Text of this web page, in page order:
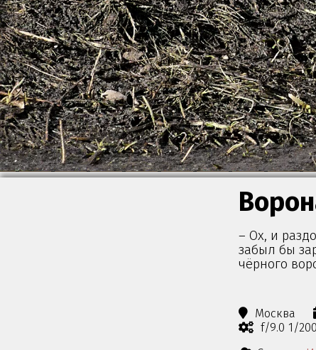
– Ох, и
забыл бы
чёрного
Москва
f/9.0 1/